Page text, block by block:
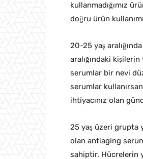
kullanmadığımız
doğru ürün
20-25 yaş
aralığındaki
serumlar bir nevi
serumlar
ihtiyacınız olan
25 yaş üzeri grupta
olan antiaging
sahiptir. Hücrelerin